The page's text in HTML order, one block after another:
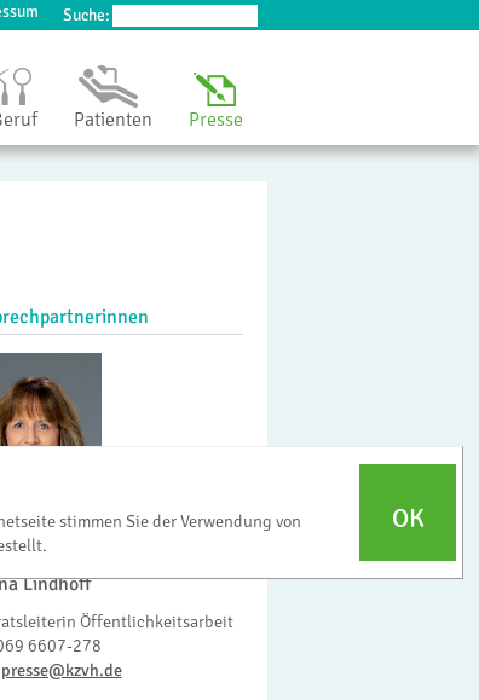
Suche:
stimmen Sie der Verwendung von
OK
Patienten Presse
Lindhoff
Öffentlichkeitsarbeit
6607-278
presse@kzvh.de